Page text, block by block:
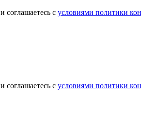
и соглашаетесь с условиями политики
и соглашаетесь с условиями политики